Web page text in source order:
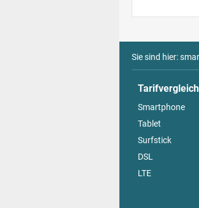
Sie sind hier:
Tarifvergleich
Smartphone
Tablet
Surfstick
DSL
LTE